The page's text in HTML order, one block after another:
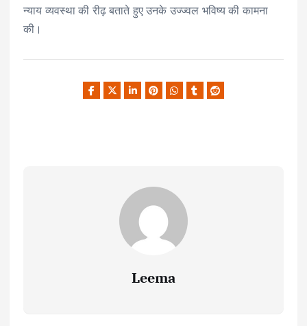
न्याय व्यवस्था की रीढ़ बताते हुए उनके उज्ज्वल भविष्य की कामना
की।
Leema